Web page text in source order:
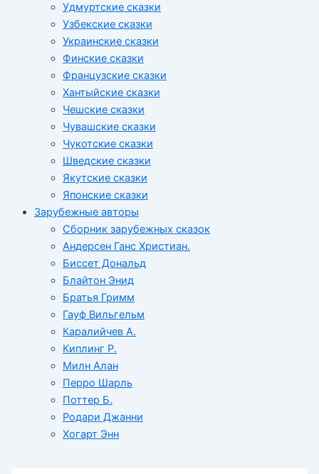
Удмуртские сказки
Узбекские сказки
Украинские сказки
Финские сказки
Французские сказки
Хантыйские сказки
Чешские сказки
Чувашские сказки
Чукотские сказки
Шведские сказки
Якутские сказки
Японские сказки
Зарубежные авторы
Сборник зарубежных сказок
Андерсен Ганс Христиан.
Биссет Дональд
Блайтон Энид
Братья Гримм
Гауф Вильгельм
Каралийчев А.
Киплинг Р.
Милн Алан
Перро Шарль
Поттер Б.
Родари Джанни
Хогарт Энн